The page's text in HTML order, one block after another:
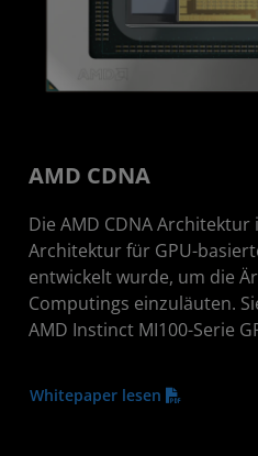
AMD CDNA
Die AMD CDNA
Architektur für GPU-
entwickelt wurde, um die
Computings einzuläuten.
AMD Instinct MI100-Serie
Whitepaper lesen